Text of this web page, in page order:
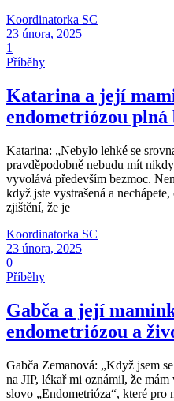
Koordinatorka SC
23 února, 2025
1
Příběhy
Katarina a její
endometriózou plná
Katarina: „Nebylo lehké se
pravděpodobně nebudu mít
vyvolává především bezmoc.
když jste vystrašená a
zjištění, že je
Koordinatorka SC
23 února, 2025
0
Příběhy
Gabča a její
endometriózou a
Gabča Zemanová: „Když jsem
na JIP, lékař mi oznámil, že
slovo „Endometrióza“, které pro